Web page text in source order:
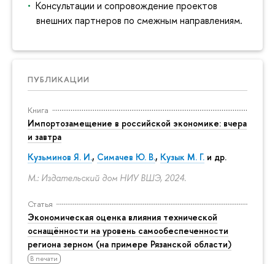
Консультации и сопровождение проектов
внешних партнеров по смежным направлениям.
ПУБЛИКАЦИИ
Книга
Импортозамещение в российской экономике: вчера
и завтра
Кузьминов Я. И., Симачев Ю. В., Кузык М. Г. и др.
М.: Издательский дом НИУ ВШЭ, 2024.
Статья
Экономическая оценка влияния технической
оснащённости на уровень самообеспеченности
региона зерном (на примере Рязанской области)
В печати